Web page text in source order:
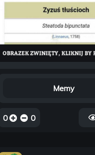
Memy
0 0